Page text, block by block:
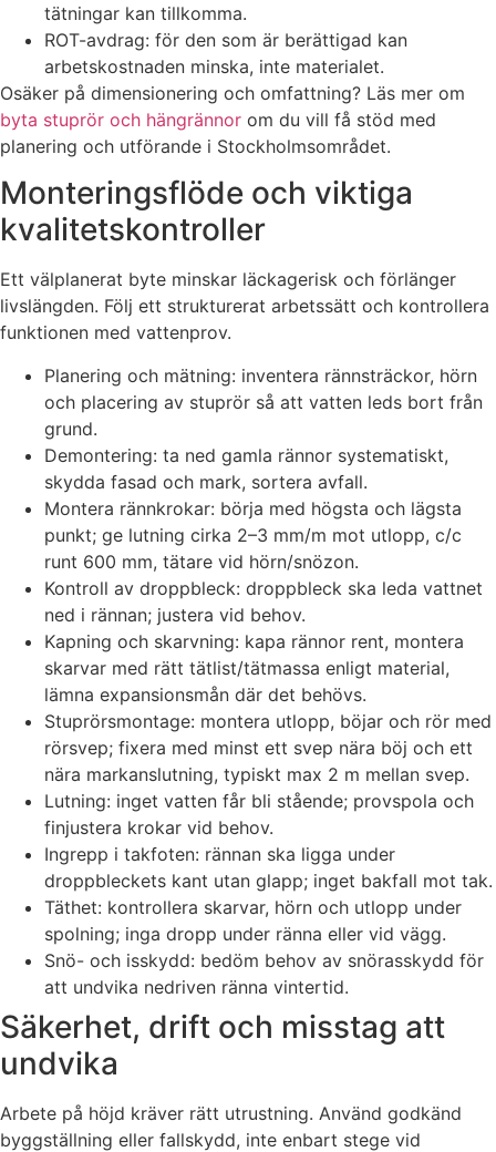
tätningar kan tillkomma.
ROT-avdrag: för den som är berättigad kan
arbetskostnaden minska, inte materialet.
Osäker på dimensionering och omfattning? Läs mer om
byta stuprör och hängrännor om du vill få stöd med
planering och utförande i Stockholmsområdet.
Monteringsflöde och viktiga
kvalitetskontroller
Ett välplanerat byte minskar läckagerisk och förlänger
livslängden. Följ ett strukturerat arbetssätt och kontrollera
funktionen med vattenprov.
Planering och mätning: inventera rännsträckor, hörn
och placering av stuprör så att vatten leds bort från
grund.
Demontering: ta ned gamla rännor systematiskt,
skydda fasad och mark, sortera avfall.
Montera rännkrokar: börja med högsta och lägsta
punkt; ge lutning cirka 2–3 mm/m mot utlopp, c/c
runt 600 mm, tätare vid hörn/snözon.
Kontroll av droppbleck: droppbleck ska leda vattnet
ned i rännan; justera vid behov.
Kapning och skarvning: kapa rännor rent, montera
skarvar med rätt tätlist/tätmassa enligt material,
lämna expansionsmån där det behövs.
Stuprörsmontage: montera utlopp, böjar och rör med
rörsvep; fixera med minst ett svep nära böj och ett
nära markanslutning, typiskt max 2 m mellan svep.
Lutning: inget vatten får bli stående; provspola och
finjustera krokar vid behov.
Ingrepp i takfoten: rännan ska ligga under
droppbleckets kant utan glapp; inget bakfall mot tak.
Täthet: kontrollera skarvar, hörn och utlopp under
spolning; inga dropp under ränna eller vid vägg.
Snö- och isskydd: bedöm behov av snörasskydd för
att undvika nedriven ränna vintertid.
Säkerhet, drift och misstag att
undvika
Arbete på höjd kräver rätt utrustning. Använd godkänd
byggställning eller fallskydd, inte enbart stege vid